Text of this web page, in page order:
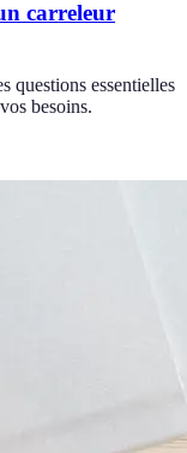
carreleur
questions essentielles
besoins.